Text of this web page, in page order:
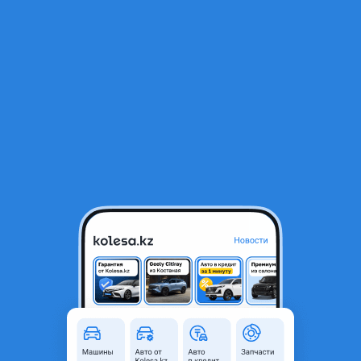
ПОРОГ ЛЕВЫЙ ПРАВЫЙ (НАКЛАДКА ПОРОГА НАРУЖНАЯ)
Алматы, Алматинская